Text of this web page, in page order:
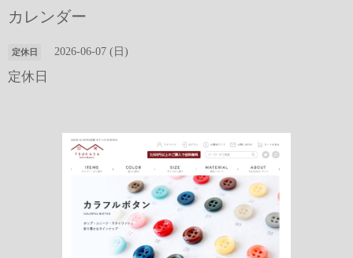
カレンダー
定休日 2026-06-07 (日)
定休日